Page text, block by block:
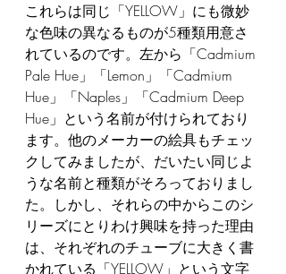
これらは同じ「YELLOW」にも微妙
な色味の異なるものが5種類用意さ
れているのです。左から「Cadmium
Pale Hue」「Lemon」「Cadmium
Hue」「Naples」「Cadmium Deep
Hue」という名前が付けられており
ます。他のメーカーの絵具もチェッ
クしてみましたが、だいたい同じよ
うな名前と種類がそろっておりまし
た。しかし、それらの中からこのシ
リーズにとりわけ興味を持った理由
は、それぞれのチューブに大きく書
かれている「YELLOW」という文字